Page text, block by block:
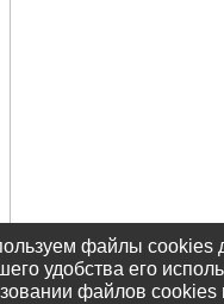
файлы
удобства его
файлов cookies